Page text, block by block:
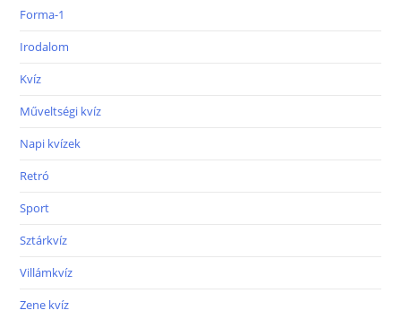
Forma-1
Irodalom
Kvíz
Műveltségi kvíz
Napi kvízek
Retró
Sport
Sztárkvíz
Villámkvíz
Zene kvíz